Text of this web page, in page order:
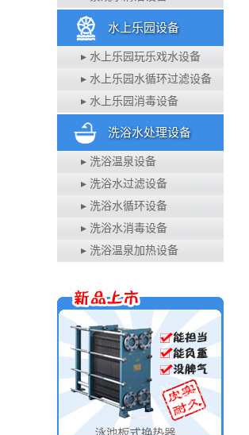
水上乐园设备
▸ 水上乐园玩乐戏水设备
▸ 水上乐园水循环过滤设备
▸ 水上乐园消毒设备
洗浴水处理设备
▸ 洗浴温泉设备
▸ 洗浴水过滤设备
▸ 洗浴水循环设备
▸ 洗浴水消毒设备
▸ 洗浴温泉加热设备